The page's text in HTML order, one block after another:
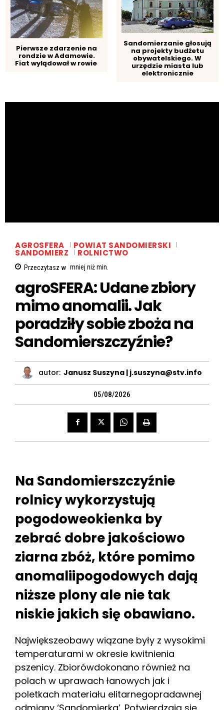
Pierwsze zdarzenie na
rondzie w Adamowie.
Fiat wylądował w rowie
Sandomierzanie głosują
na projekty budżetu
obywatelskiego. W
urzędzie miasta lub
elektronicznie